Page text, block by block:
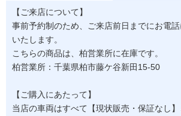
【ご来店について】
事前予約制のため、ご来店前日までにお電
いたします。
こちらの商品は、柏営業所に在庫です。
柏営業所：千葉県柏市藤ケ谷新田15-50
【ご購入にあたって】
当店の車両はすべて【現状販売・保証なし】